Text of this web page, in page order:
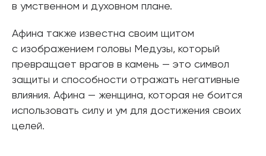
в умственном и духовном плане.
Афина также известна своим щитом
с изображением головы Медузы, который
превращает врагов в камень — это символ
защиты и способности отражать негативные
влияния. Афина — женщина, которая не боится
использовать силу и ум для достижения своих
целей.